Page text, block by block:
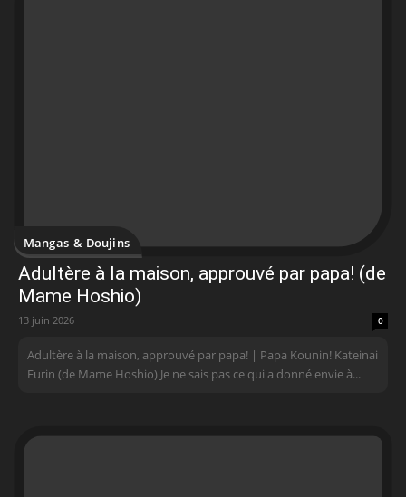
Mangas & Doujins
Adultère à la maison, approuvé par papa! (de
Mame Hoshio)
13 juin 2026 0
Adultère à la maison, approuvé par papa! | Papa Kounin! Kateinai
Furin (de Mame Hoshio) Je ne sais pas ce qui a donné envie à...